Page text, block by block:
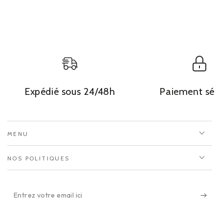
Expédié sous 24/48h Paiement
MENU
NOS POLITIQUES
Entrez